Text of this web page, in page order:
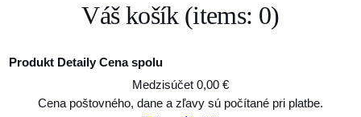
Váš košík (items: 0)
Produkty
Produkt Detaily Cena spolu
Medzisúčet 0,00 €
Cena poštovného, dane a zľavy sú počítané pri platbe.